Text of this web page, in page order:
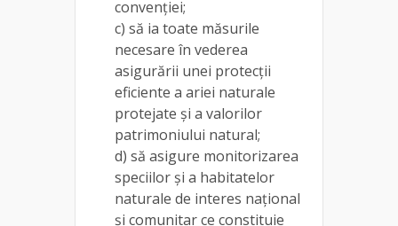
convenţiei;
c) să ia toate măsurile
necesare în vederea
asigurării unei protecţii
eficiente a ariei naturale
protejate şi a valorilor
patrimoniului natural;
d) să asigure monitorizarea
speciilor şi a habitatelor
naturale de interes naţional
şi comunitar ce constituie